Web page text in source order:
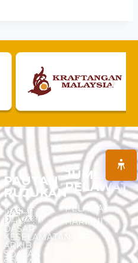
PAUTAN
RUJUKAN
DASAR
PRIVASI
DASAR
KESELAMATAN
ARKIB
SOALAN -
JUMLAH
PELAWAT
PELAWAT
HARI INI :